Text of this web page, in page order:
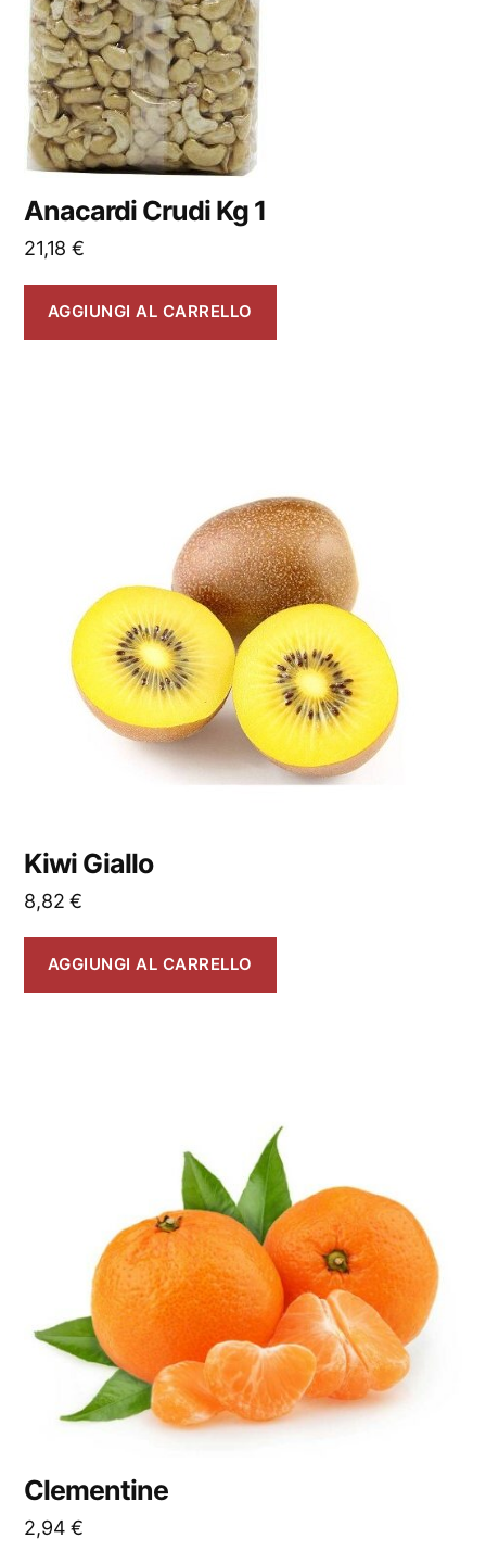
Anacardi Crudi Kg 1
21,18 €
AGGIUNGI AL CARRELLO
Kiwi Giallo
8,82€
AGGIUNGI AL CARRELLO
Clementine
2,94€